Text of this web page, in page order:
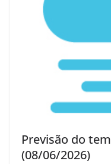
Previsão do
(08/06/2026)